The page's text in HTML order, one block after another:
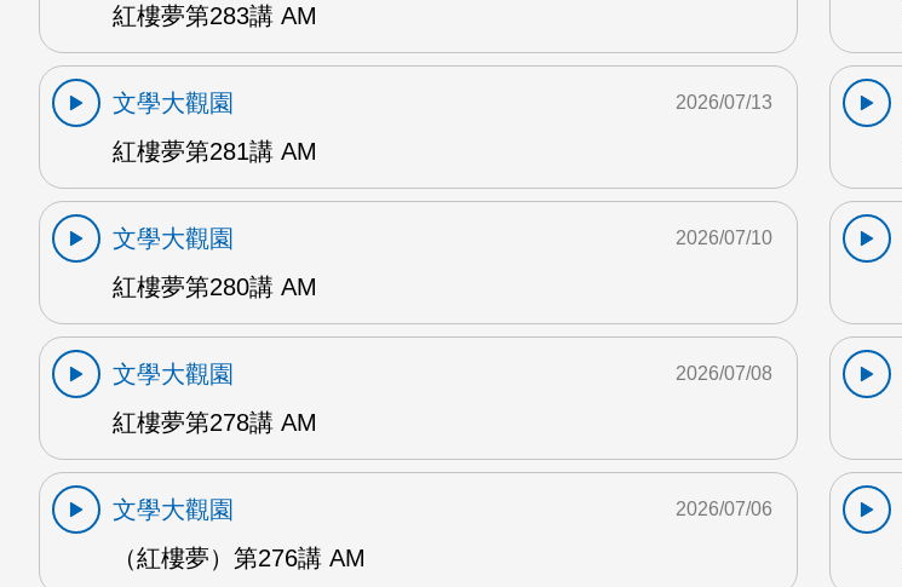
紅樓夢第283講 AM
文學大觀園
紅樓夢第281講 AM
2026/07/13
文學大觀園
紅樓夢第280講 AM
2026/07/10
文學大觀園
紅樓夢第278講 AM
2026/07/08
文學大觀園
（紅樓夢）第276講 AM
2026/07/06